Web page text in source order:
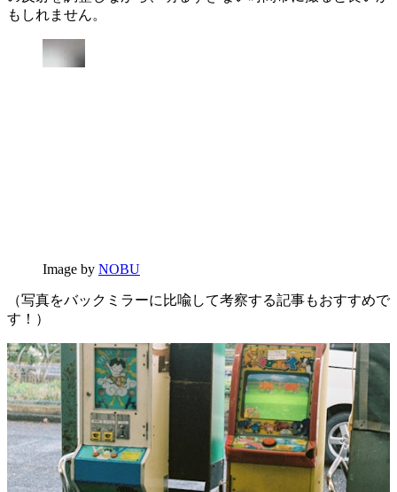
もしれません。
Image by NOBU
（写真をバックミラーに比喩して考察する記事もおすすめで
す！）